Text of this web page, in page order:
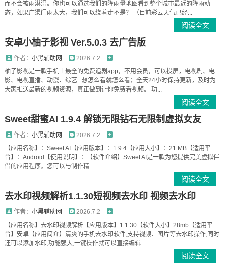
而不会被雨淋湿。你也可以通过我们的降雨量地图看到整个城市最近的降雨动
态，如果广渠门雨太大，我们可以绕着走不是？ （目前彩云天气已经...
阅读全文
安卓小柚子影视 Ver.5.0.3 去广告版
作者： 小黑辅助网
2026.7.2
柚子影视是一款手机上最全的免费追剧app，不用会员，可以投屏，电视剧、电
影、电视直播、动漫、综艺...想怎么看就怎么看；全天24小时保持更新，及时为
大家推送最新的视频资源，真正做到让你免费看视频。 功...
阅读全文
Sweet甜蜜AI 1.9.4 解锁无限钻石无限制虚拟女友
作者： 小黑辅助网
2026.7.2
【应用名称】：Sweet AI【应用版本】：1.9.4【应用大小】：21 MB【适用平
台】：Android【使用说明】：【软件介绍】Sweet AI是一款为您提供完美虚拟伴
侣的应用程序。您可以与制作精...
阅读全文
去水印视频解析1.1.30短视频去水印 视频去水印
作者： 小黑辅助网
2026.7.2
【应用名称】去水印视频解析【应用版本】1.1.30【软件大小】28mb【适用平
台】安卓【应用简介】清爽的手机去水印软件,支持视频、图片等去水印操作,同时
还可以添加水印,功能强大,一键操作就可以直接编辑...
阅读全文